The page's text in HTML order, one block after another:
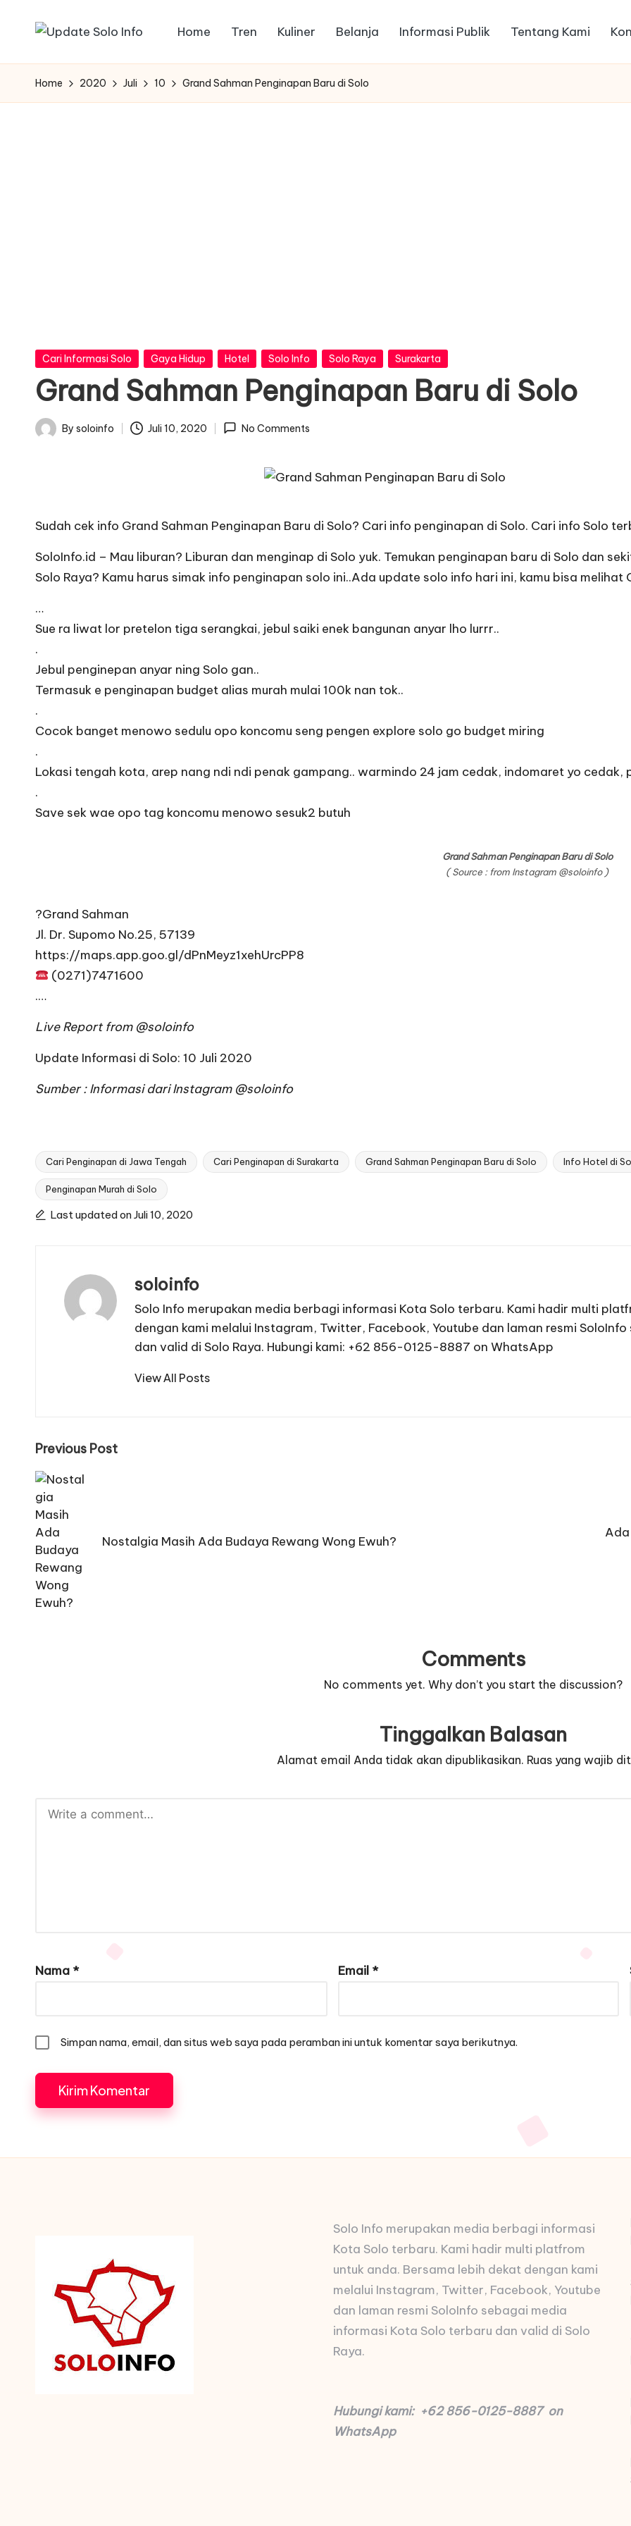
content
U
p
I
n
f
Kota
Home Tren Kuliner Belanja Informasi Publik Tentang Kami
Home 2020 Juli 10 Grand Sahman Penginapan Baru di Solo
Posted
Cari Informasi Solo Gaya Hidup Hotel Solo Info Solo Raya Surakarta
Grand Sahman Penginapan Baru di Solo
Posted
By soloinfo Juli 10, 2020 No Comments
Sudah cek info Grand Sahman Penginapan Baru di Solo? Cari info penginapan di Solo. Cari info Solo
SoloInfo.id – Mau liburan? Liburan dan menginap di Solo yuk. Temukan penginapan baru di Solo dan
Solo Raya? Kamu harus simak info penginapan solo ini..Ada update solo info hari ini, kamu bisa melihat
…
Sue ra liwat lor pretelon tiga serangkai, jebul saiki enek bangunan anyar lho lurrr..
.
Jebul penginepan anyar ning Solo gan..
Termasuk e penginapan budget alias murah mulai 100k nan tok..
.
Cocok banget menowo sedulu opo koncomu seng pengen explore solo go budget miring
.
Lokasi tengah kota, arep nang ndi ndi penak gampang.. warmindo 24 jam cedak, indomaret yo
.
Save sek wae opo tag koncomu menowo sesuk2 butuh
Grand Sahman Penginapan Baru di Solo
( Source : from Instagram @soloinfo)
?Grand Sahman
Jl. Dr. Supomo No.25, 57139
https://maps.app.goo.gl/dPnMeyz1xehUrcPP8
(0271)7471600
.…
Live Report from @soloinfo
Update Informasi di Solo: 10 Juli 2020
Sumber : Informasi dari Instagram @soloinfo
Tags:
Cari Penginapan di Jawa Tengah Cari Penginapan di Surakarta Grand Sahman Penginapan Baru di Solo Info Hotel di
Penginapan Murah di Solo
Last updated on Juli 10, 2020
soloinfo
Solo Info merupakan media berbagi informasi Kota Solo terbaru. Kami hadir multi
dengan kami melalui Instagram, Twitter, Facebook, Youtube dan laman resmi
dan valid di Solo Raya. Hubungi kami: +62 856-0125-8887 on WhatsApp
View All Posts
Post
navigation
Previous Post
Nostalgia Masih Ada Budaya Rewang Wong Ewuh?
Comments
No comments yet. Why don’t you start the discussion?
Tinggalkan Balasan
Alamat email Anda tidak akan dipublikasikan. Ruas yang wajib
Nama * Email *
Simpan nama, email, dan situs web saya pada peramban ini untuk komentar saya berikutnya.
Solo Info merupakan media berbagi informasi
Kota Solo terbaru. Kami hadir multi platfrom
untuk anda. Bersama lebih dekat dengan kami
melalui Instagram, Twitter, Facebook, Youtube
dan laman resmi SoloInfo sebagai media
informasi Kota Solo terbaru dan valid di Solo
Raya.
Hubungi kami: +62 856-0125-8887 on
WhatsApp